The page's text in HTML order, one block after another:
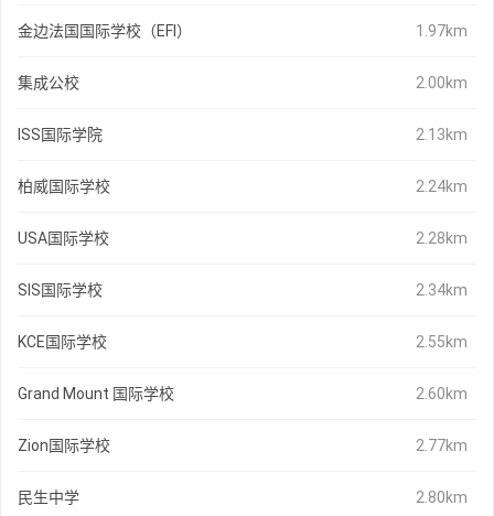
金边法国国际学校（EFI） 1.97km
集成公校 2.00km
ISS国际学院 2.13km
柏威国际学校 2.24km
USA国际学校 2.28km
SIS国际学校 2.34km
KCE国际学校 2.55km
Grand Mount 国际学校 2.60km
Zion国际学校 2.77km
民生中学 2.80km